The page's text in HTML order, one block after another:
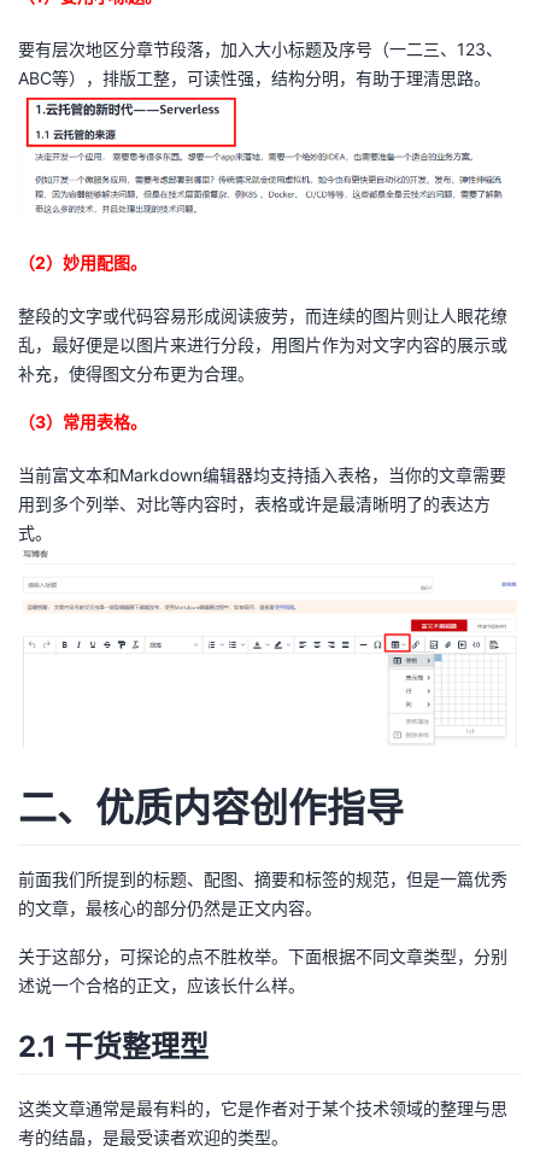
要有层次地区分章节段落，加入大小标题及序号（一二三、123、
ABC等），排版工整，可读性强，结构分明，有助于理清思路。
（2）妙用配图。
整段的文字或代码容易形成阅读疲劳，而连续的图片则让人眼花缭
乱，最好便是以图片来进行分段，用图片作为对文字内容的展示或
补充，使得图文分布更为合理。
（3）常用表格。
当前富文本和Markdown编辑器均支持插入表格，当你的文章需要
用到多个列举、对比等内容时，表格或许是最清晰明了的表达方
式。
二、优质内容创作指导
前面我们所提到的标题、配图、摘要和标签的规范，但是一篇优秀
的文章，最核心的部分仍然是正文内容。
关于这部分，可探论的点不胜枚举。下面根据不同文章类型，分别
述说一个合格的正文，应该长什么样。
2.1 干货整理型
这类文章通常是最有料的，它是作者对于某个技术领域的整理与思
考的结晶，是最受读者欢迎的类型。